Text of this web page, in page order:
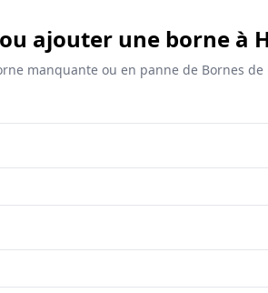
ajouter une borne à
manquante ou en panne de Bornes de